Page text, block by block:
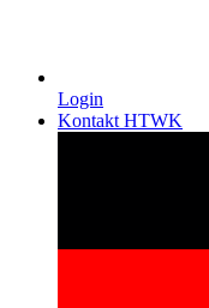
Login
Kontakt HTWK